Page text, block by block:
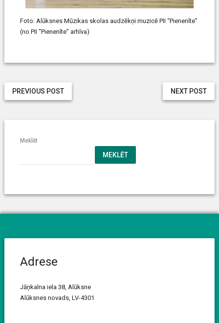
Foto: Alūksnes Mūzikas skolas audzēkņi muzicē PII “Pienenīte”
(no PII “Pienenīte” arhīva)
NEXT POST
PREVIOUS POST
Meklēt
MEKLĒT
Adrese
Jāņkalna iela 38, Alūksne
Alūksnes novads, LV-4301